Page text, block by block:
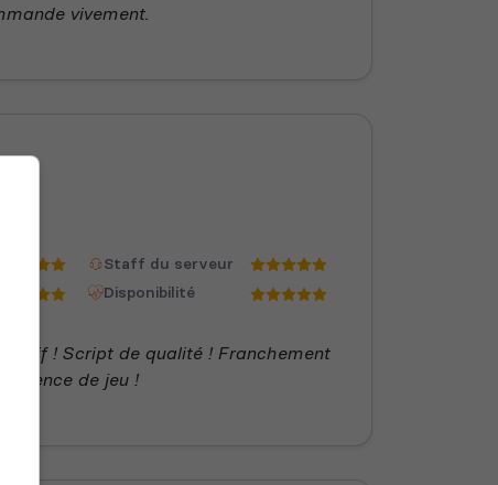
vivement.
Staff du serveur
Disponibilité
! Script de qualité ! Franchement
de jeu !